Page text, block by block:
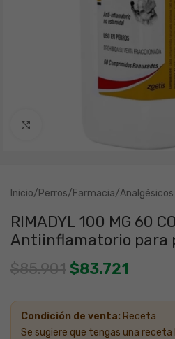
Inicio/Perros/Farmacia/
RIMADYL 100 MG 60
Antiinflamatorio para
$85.901$83.721
Condición de venta: Receta
Se sugiere que tengas una receta